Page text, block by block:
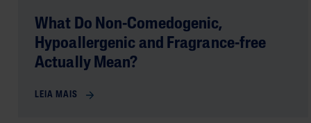
What Do Non-Comedogenic,
Hypoallergenic and Fragrance-free
Actually Mean?
LEIA MAIS